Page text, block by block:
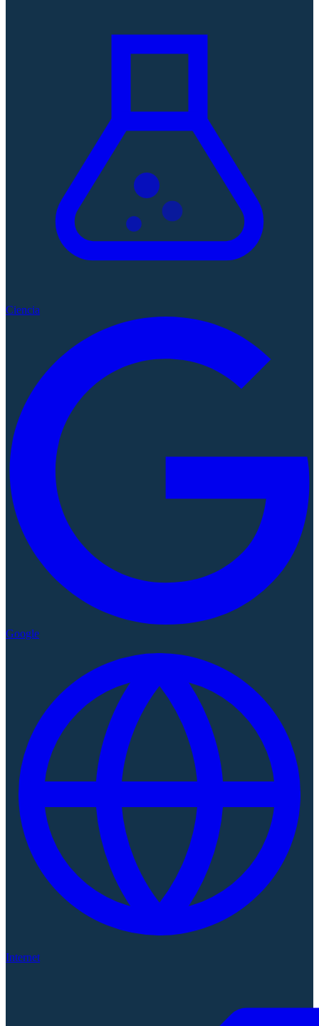
Ciencia
Google
Internet